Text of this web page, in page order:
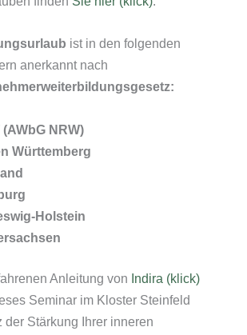
ist in den folgenden
anerkannt nach
(AWbG NRW)
Württemberg
Holstein
Anleitung von Indira (klick)
Seminar im Kloster Steinfeld
der Stärkung Ihrer inneren